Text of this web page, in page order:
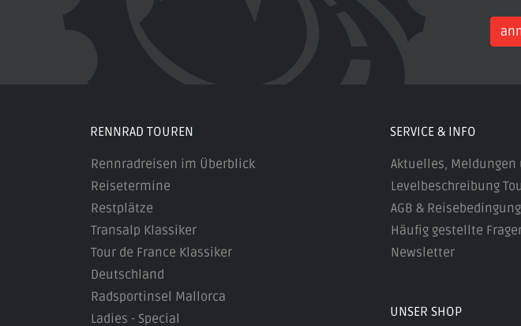
RENNRAD TOUREN
Rennradreisen im Überblick
Reisetermine
Restplätze
Transalp Klassiker
Tour de France Klassiker
Deutschland
Radsportinsel Mallorca
Ladies - Special
SERVICE & INFO
Aktuelles, Meldungen
Levelbeschreibung
AGB &
Häufig gestellte
Newsletter
UNSER SHOP